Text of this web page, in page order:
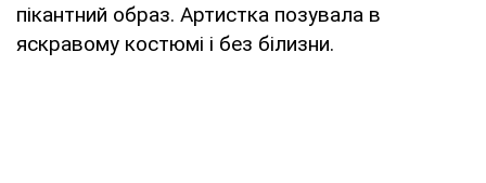
пікантний образ. Артистка позувала в
яскравому костюмі і без білизни.